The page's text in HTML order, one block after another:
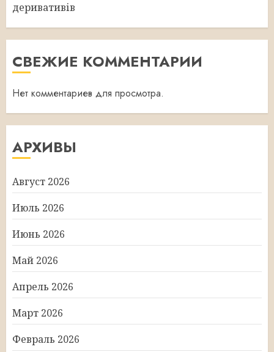
деривативів
СВЕЖИЕ КОММЕНТАРИИ
Нет комментариев для просмотра.
АРХИВЫ
Август 2026
Июль 2026
Июнь 2026
Май 2026
Апрель 2026
Март 2026
Февраль 2026